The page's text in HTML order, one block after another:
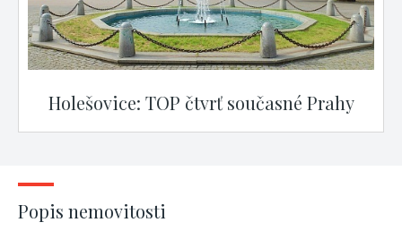
Holešovice: TOP čtvrť současné Prahy
Popis nemovitosti